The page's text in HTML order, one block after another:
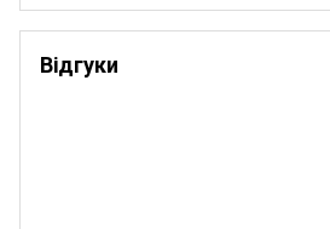
Відгуки